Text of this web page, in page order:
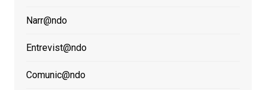
Narr@ndo
Entrevist@ndo
Comunic@ndo